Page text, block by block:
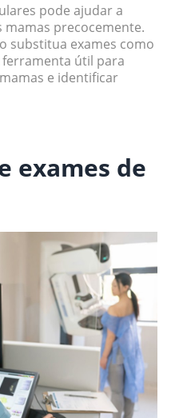
pode ajudar a
precocemente.
substitua exames como
útil para
e identificar
exames de